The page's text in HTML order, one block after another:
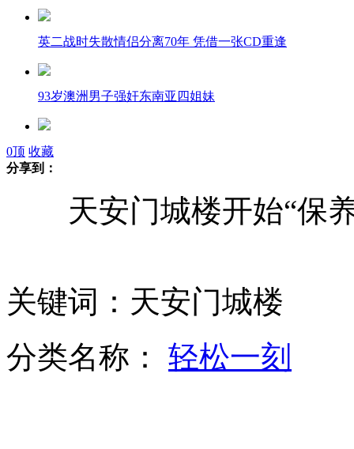
英二战时失散情侣分离70年 凭借一张CD重逢
93岁澳洲男子强奸东南亚四姐妹
美女蹲地为车祸受伤小学生撑伞遮阳
天安门城楼开始“保养” 游览正常开放
美媒:以色列再次空袭叙利亚
0顶 收藏
分享到：
天安门城楼开始“保养
关键词：天安门城楼
分类名称： 轻松一刻